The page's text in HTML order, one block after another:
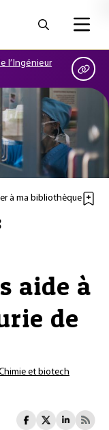
l’Ingénieur
à ma bibliothèque
aide à
de
et biotech